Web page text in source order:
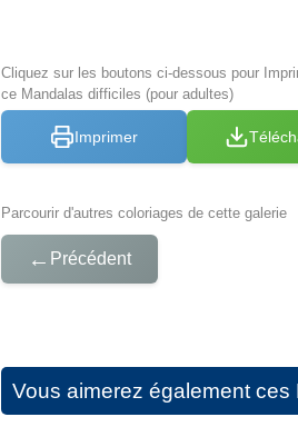
Cliquez sur les boutons ci-dessous pour
ce Mandalas difficiles (pour adultes)
Imprimer
Parcourir d'autres coloriages de cette galerie
← Précédent
Vous aimerez également ces